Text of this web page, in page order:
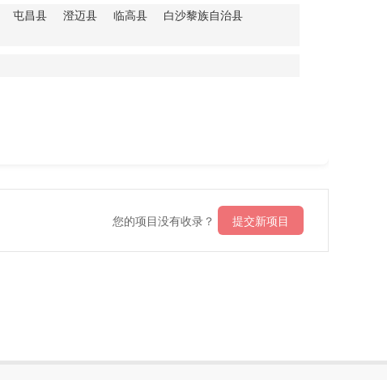
屯昌县 澄迈县 临高县
白沙黎族自治县
您的项目没有收录？ 提交新项目